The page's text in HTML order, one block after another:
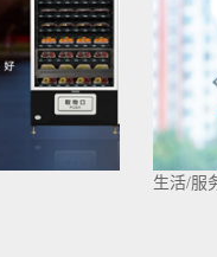
生活/服